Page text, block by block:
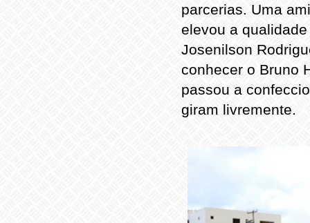
parcerias. Uma
elevou a
Josenilson
conhecer o Bruno
passou a
giram livremente.